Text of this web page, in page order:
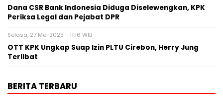
Dana CSR Bank Indonesia Diduga Diselewengkan, KPK
Periksa Legal dan Pejabat DPR
Selasa, 27 Mei 2025 - 11:16 WIB
OTT KPK Ungkap Suap Izin PLTU Cirebon, Herry Jung
Terlibat
BERITA TERBARU